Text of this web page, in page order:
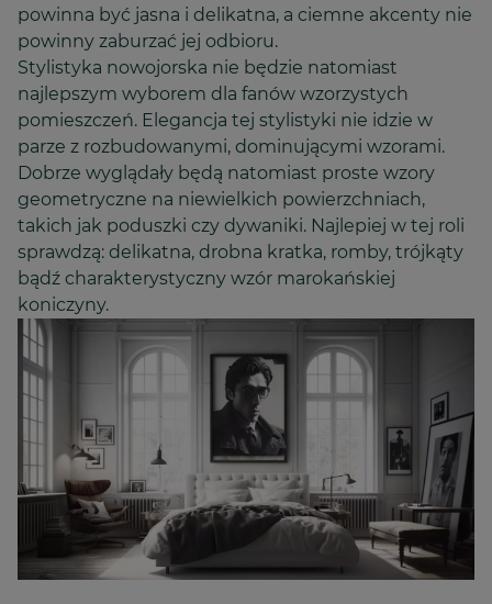
powinna być jasna i delikatna, a ciemne akcenty nie
powinny zaburzać jej odbioru.
Stylistyka nowojorska nie będzie natomiast
najlepszym wyborem dla fanów wzorzystych
pomieszczeń. Elegancja tej stylistyki nie idzie w
parze z rozbudowanymi, dominującymi wzorami.
Dobrze wyglądały będą natomiast proste wzory
geometryczne na niewielkich powierzchniach,
takich jak poduszki czy dywaniki. Najlepiej w tej roli
sprawdzą: delikatna, drobna kratka, romby, trójkąty
bądź charakterystyczny wzór marokańskiej
koniczyny.